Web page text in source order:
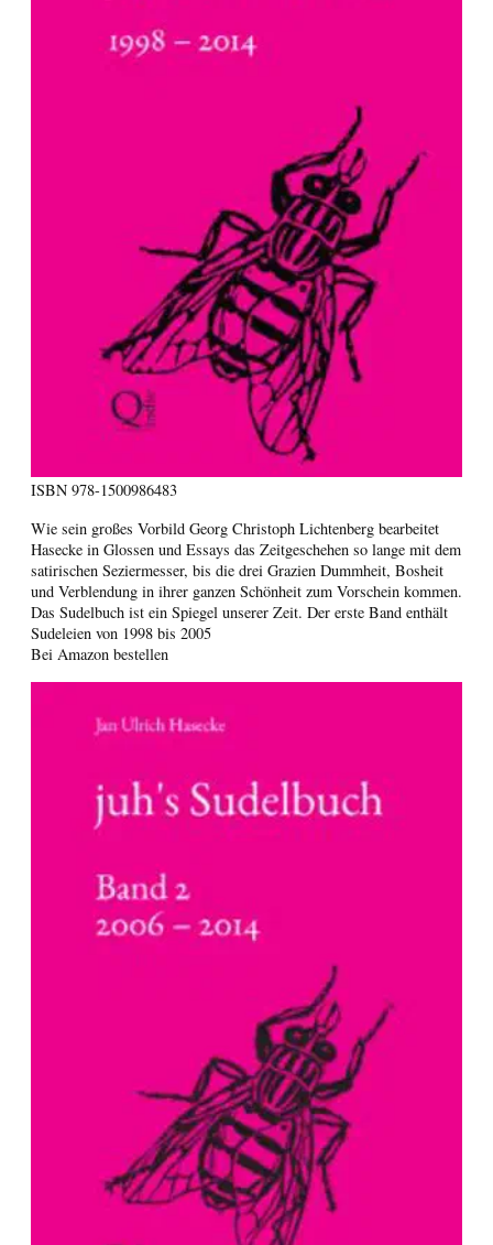
ISBN 978-1500986483
Wie sein großes Vorbild Georg Christoph Lichtenberg bearbeitet
Hasecke in Glossen und Essays das Zeitgeschehen so lange mit dem
satirischen Seziermesser, bis die drei Grazien Dummheit, Bosheit
und Verblendung in ihrer ganzen Schönheit zum Vorschein kommen.
Das Sudelbuch ist ein Spiegel unserer Zeit. Der erste Band enthält
Sudeleien von 1998 bis 2005
Bei Amazon bestellen